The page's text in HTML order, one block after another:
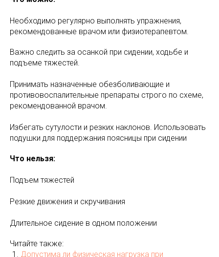
Необходимо регулярно выполнять упражнения,
рекомендованные врачом или физиотерапевтом.
Важно следить за осанкой при сидении, ходьбе и
подъеме тяжестей.
Принимать назначенные обезболивающие и
противовоспалительные препараты строго по схеме,
рекомендованной врачом.
Избегать сутулости и резких наклонов. Использовать
подушки для поддержания поясницы при сидении
Что нельзя:
Подъем тяжестей
Резкие движения и скручивания
Длительное сидение в одном положении
Читайте также:
Допустима ли физическая нагрузка при